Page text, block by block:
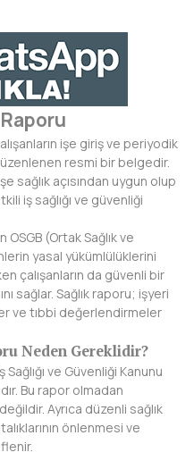
işe giriş ve periyodik
resmi bir belgedir.
sağlık açısından uygun olup
iş sağlığı ve güvenliği
(Ortak Sağlık ve
yasal yükümlülüklerini
çalışanların da güvenli bir
sağlar. Sağlık raporu; işyeri
ve tıbbi değerlendirmeler
Neden Gereklidir?
Sağlığı ve Güvenliği Kanunu
Bu rapor olmadan
Ayrıca düzenli sağlık
önlenmesi ve